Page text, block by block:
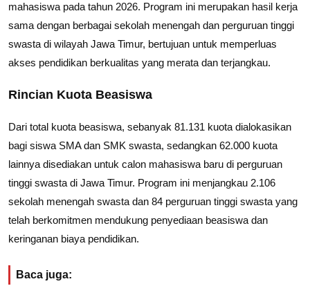
mahasiswa pada tahun 2026. Program ini merupakan hasil kerja
sama dengan berbagai sekolah menengah dan perguruan tinggi
swasta di wilayah Jawa Timur, bertujuan untuk memperluas
akses pendidikan berkualitas yang merata dan terjangkau.
Rincian Kuota Beasiswa
Dari total kuota beasiswa, sebanyak 81.131 kuota dialokasikan
bagi siswa SMA dan SMK swasta, sedangkan 62.000 kuota
lainnya disediakan untuk calon mahasiswa baru di perguruan
tinggi swasta di Jawa Timur. Program ini menjangkau 2.106
sekolah menengah swasta dan 84 perguruan tinggi swasta yang
telah berkomitmen mendukung penyediaan beasiswa dan
keringanan biaya pendidikan.
Baca juga: